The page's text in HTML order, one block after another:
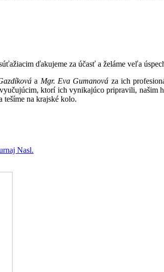
ďakujeme za účasť a želáme veľa
a Mgr. Eva Gumanová za ich
ktorí ich vynikajúco pripravili, našim
tešíme na krajské kolo.
Nasl.